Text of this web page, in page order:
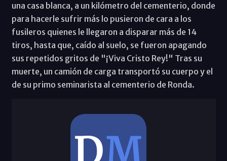
una casa blanca, a un kilómetro del cementerio, donde
para hacerle sufrir más lo pusieron de cara a los
fusileros quienes le llegaron a disparar más de 14
tiros, hasta que, caído al suelo, se fueron apagando
sus repetidos gritos de "¡Viva Cristo Rey!" Tras su
muerte, un camión de carga transportó su cuerpo y el
de su primo seminarista al cementerio de Ronda.